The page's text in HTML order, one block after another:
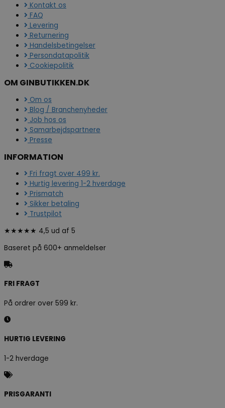
Kontakt os
FAQ
Levering
Returnering
Handelsbetingelser
Persondatapolitik
Cookiepolitik
OM GINBUTIKKEN.DK
Om os
Blog / Branchenyheder
Job hos os
Samarbejdspartnere
Presse
INFORMATION
Fri fragt over 499 kr.
Hurtig levering 1-2 hverdage
Prismatch
Sikker betaling
Trustpilot
★★★★★ 4,5 ud af 5
Baseret på 600+ anmeldelser
FRI FRAGT
På ordrer over 599 kr.
HURTIG LEVERING
1-2 hverdage
PRISGARANTI